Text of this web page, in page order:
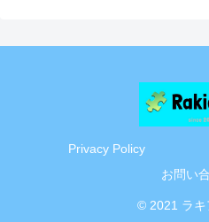
Privacy Policy
お問い
© 2021 ラキ